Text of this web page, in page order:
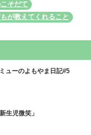
そだて
が教えてくれること
ューのよもやま日記#5
生児微笑」